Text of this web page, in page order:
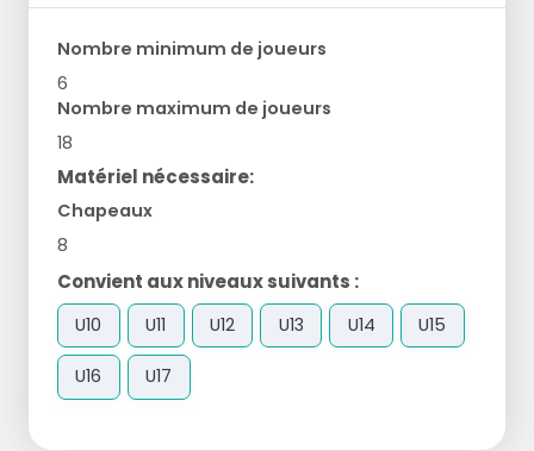
Nombre minimum de joueurs
6
Nombre maximum de joueurs
18
Matériel nécessaire:
Chapeaux
8
Convient aux niveaux suivants :
U10 U11 U12 U13 U14 U15
U16 U17